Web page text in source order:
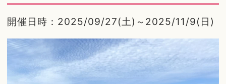
開催日時：2025/09/27(土)～2025/11/9(日)